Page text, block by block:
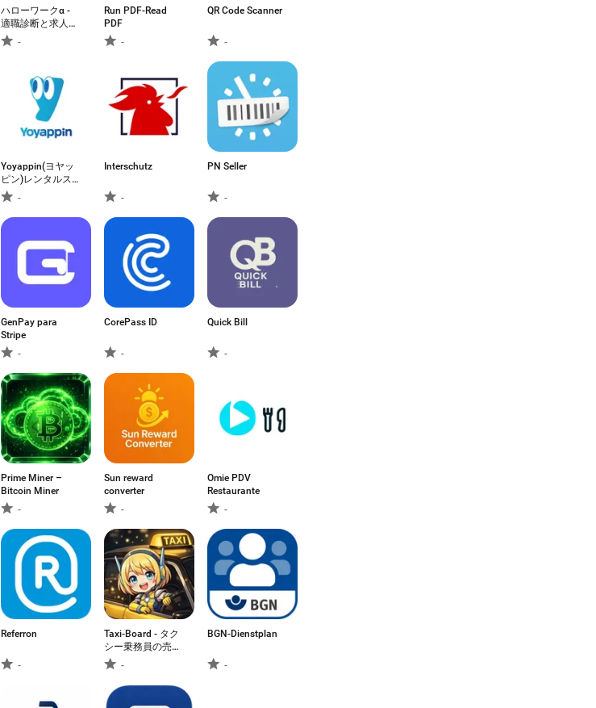
ハローワークα -
適職診断と求人検
索が無料&登録不
要で
-
Run PDF-Read
PDF
-
QR Code Scanner
-
Yoyappin(ヨヤッ
ピン)レンタルスペ
ース・貸し会議室
-
Interschutz
-
PN Seller
-
GenPay para
Stripe
-
CorePass ID
-
Quick Bill
-
Prime Miner –
Bitcoin Miner
-
Sun reward
converter
-
Omie PDV
Restaurante
-
Referron
-
Taxi-Board - タク
シー乗務員の売上
管理アプリ
-
BGN-Dienstplan
-